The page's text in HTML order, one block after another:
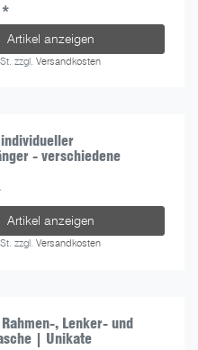
*
Artikel anzeigen
zzgl.Versandkosten
individueller
- verschiedene
Artikel anzeigen
zzgl.Versandkosten
Rahmen-, Lenker- und
| Unikate